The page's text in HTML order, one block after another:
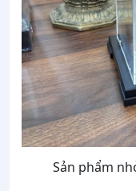
Sản phẩm